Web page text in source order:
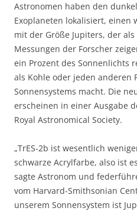
Astronomen haben den
Exoplaneten lokalisiert, einen
mit der Größe Jupiters, der als
Messungen der Forscher
ein Prozent des Sonnenlichts
als Kohle oder jeden anderen
Sonnensystems macht. Die
erscheinen in einer Ausgabe
Royal Astronomical Society.
„TrES-2b ist wesentlich
schwarze Acrylfarbe, also ist
sagte Astronom und
vom Harvard-Smithsonian
unserem Sonnensystem ist